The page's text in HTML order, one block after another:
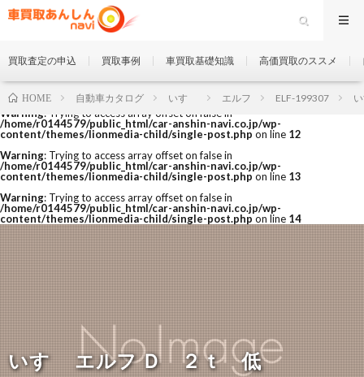
Warning: Trying to access array offset on false in
/home/r0144579/public_html/car-anshin-navi.co.jp/wp-
content/themes/lionmedia-child/single-post.php on line 12
Warning: Trying to access array offset on false in
/home/r0144579/public_html/car-anshin-navi.co.jp/wp-
content/themes/lionmedia-child/single-post.php on line 13
Warning: Trying to access array offset on false in
/home/r0144579/public_html/car-anshin-navi.co.jp/wp-
content/themes/lionmedia-child/single-post.php on line 14
買取査定の申込 買取事例 車買取基礎知識 高価買取のススメ
いすゞ エルフ Ｄ ２ｔ 低
HOME 自動車カタログ いすゞ エルフ ELF-199307